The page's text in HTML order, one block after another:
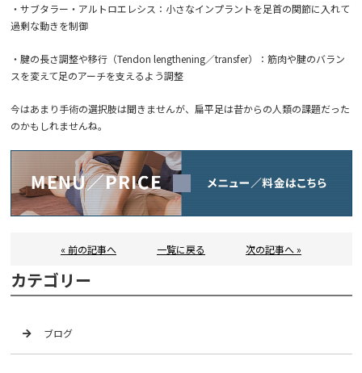
・サブタラー・アルトロエレシス：小さなインプラントを足首の関節に入れて
過剰な動きを制御
・腱の長さ調整や移行（Tendon lengthening／transfer）：筋肉や腱のバラン
スを変えて足のアーチを支えるよう調整
今はあまり手術の選択肢は聞きませんが、扁平足は昔からの人類の課題だった
のかもしれませんね。
« 前の記事へ 一覧に戻る 次の記事へ »
カテゴリー
ブログ